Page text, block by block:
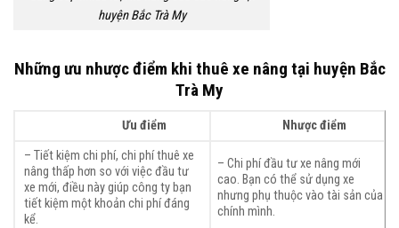
huyện Bắc Trà My
Những ưu nhược điểm khi thuê xe nâng tại huyện Bắc
Trà My
Ưu điểm
Nhược điểm
– Tiết kiệm chi phí, chi phí thuê xe
nâng thấp hơn so với việc đầu tư
xe mới, điều này giúp công ty bạn
tiết kiệm một khoản chi phí đáng
kể.
– Chi phí đầu tư xe nâng mới
cao. Bạn có thể sử dụng xe
nhưng phụ thuộc vào tài sản của
chính mình.